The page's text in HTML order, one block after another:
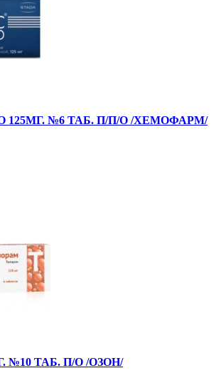
№6 ТАБ. П/П/О /ХЕМОФАРМ/
№10 ТАБ. П/О /ОЗОН/